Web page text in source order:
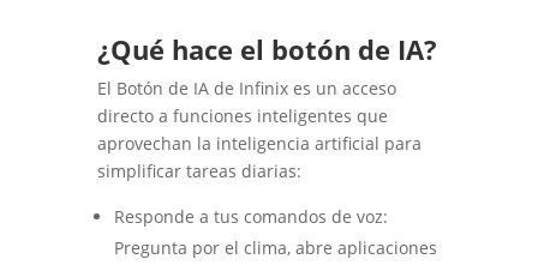
¿Qué hace el botón de IA?
El Botón de IA de Infinix es un acceso
directo a funciones inteligentes que
aprovechan la inteligencia artificial para
simplificar tareas diarias:
Responde a tus comandos de voz:
Pregunta por el clima, abre aplicaciones